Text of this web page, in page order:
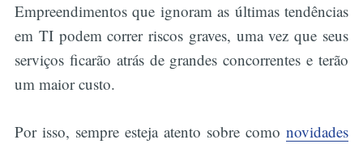
Empreendimentos que ignoram as últimas tendências
em TI podem correr riscos graves, uma vez que seus
serviços ficarão atrás de grandes concorrentes e terão
um maior custo.
Por isso, sempre esteja atento sobre comonovidades